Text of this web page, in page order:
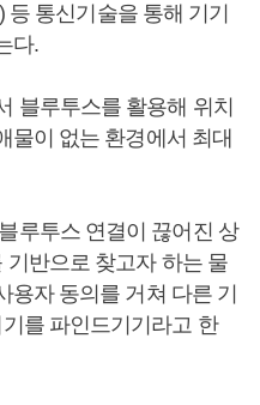
통신기술을 통해 기기
다.
블루투스를 활용해 위치
물이 없는 환경에서 최대
루투스 연결이 끊어진 상
반으로 찾고자 하는 물
용자 동의를 거쳐 다른 기
를 파인드기기라고 한